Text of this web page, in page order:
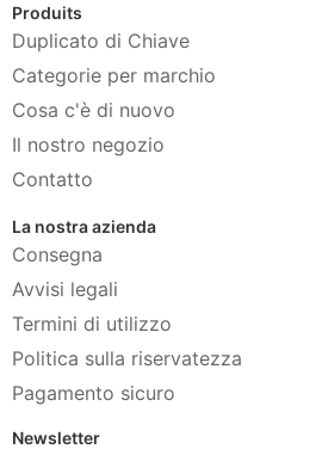
Produits
Duplicato di Chiave
Categorie per marchio
Cosa c'è di nuovo
Il nostro negozio
Contatto
La nostra azienda
Consegna
Avvisi legali
Termini di utilizzo
Politica sulla riservatezza
Pagamento sicuro
Newsletter